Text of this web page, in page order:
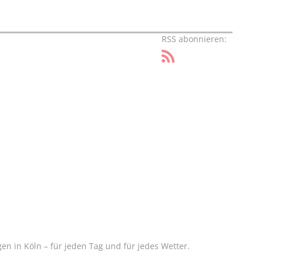
RSS abonnieren:
in Köln – für jeden Tag und für jedes Wetter.